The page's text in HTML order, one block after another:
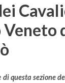
di questa sezione